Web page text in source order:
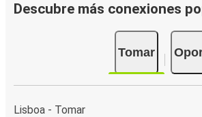
Descubre más conexiones
Tomar
Lisboa - Tomar